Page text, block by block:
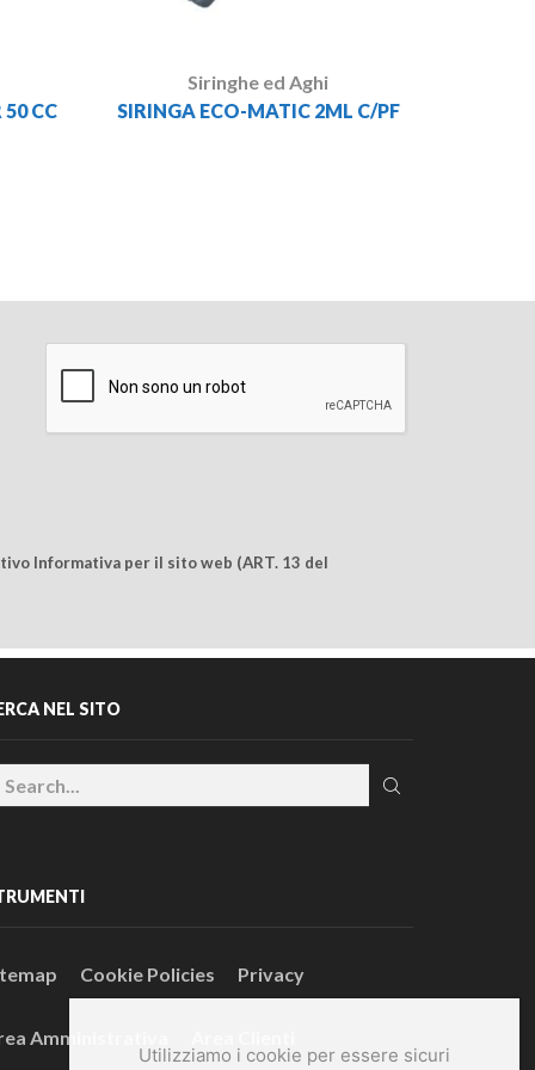
Utilizziamo i cookie per essere sicuri
50 CC
Siringhe ed Aghi
SIRINGA ECO-MATIC 2ML C/PF
Informativa per il sito web (ART. 13 del
NEL SITO
Cookie Policies Privacy
Amministrativa